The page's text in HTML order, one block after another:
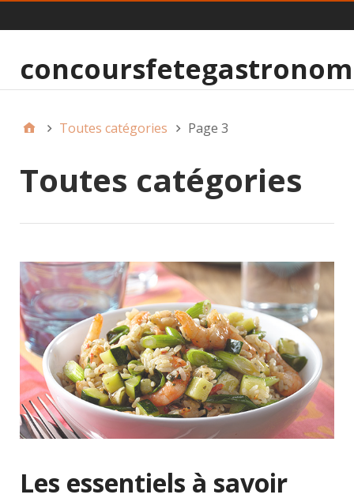
Toutes catégories Page 3
Toutes catégories
Les essentiels à savoir